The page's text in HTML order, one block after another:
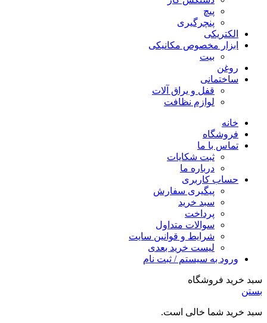
پیچ
پنچرگیری
الکتریکی
ابزار مخصوص مکانیکی
بیت
روغن
ساختمانی
قفل و یراق آلات
لوازم نظافت
خانه
فروشگاه
تماس با ما
ثبت شکایات
درباره ما
حساب کاربری
پیگیری سفارش
سبد خرید
پرداخت
سوالات متداول
شرایط و قوانین سایت
لیست خرید بعدی
ورود به سیستم / ثبت نام
سبد خرید فروشگاه
بستن
سبد خرید شما خالی است.